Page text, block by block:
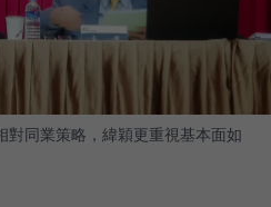
同業策略，緯穎更重視基本面如